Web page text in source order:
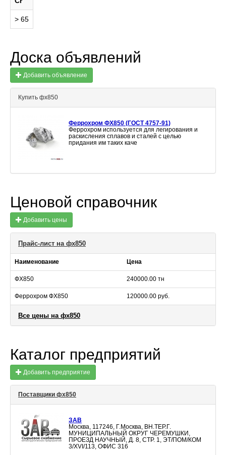
> 65
Доска объявлений
Добавить объявление
Купить фх850
Феррохром ФХ850 (ГОСТ 4757-91)
Феррохром используется для легирования и
раскисления сплавов и сталей с целью
придания им таких каче
Ценовой справочник
Добавить цены
Прайс-лист на фх850
Наименование Цена
ФХ850 240000.00 тн
Феррохром ФХ850 120000.00 руб.
Все цены на фх850
Каталог предприятий
Добавить предприятие
Поставщики фх850
ЗАВ
Москва, 117246, Г.Москва, ВН.ТЕР.Г.
МУНИЦИПАЛЬНЫЙ ОКРУГ ЧЕРЕМУШКИ,
ПРОЕЗД НАУЧНЫЙ, Д. 8, СТР. 1, ЭТ/ПОМ/КОМ
3/XVI/113, ОФИС 316